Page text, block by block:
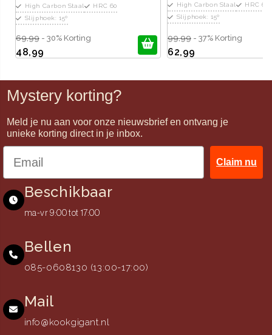
High Carbon Staal
HRC 60
Slijphoek: 15º
69,99 - 30% Korting
48,99
High Carbon Staal
HRC 60
Slijphoek: 15º
99,99 - 37% Korting
62,99
Mystery korting?
Meld je nu aan voor onze nieuwsbrief en ontvang je
unieke korting direct in je inbox.
Claim nu
Beschikbaar
ma-vr 9:00 tot 17:00
Bellen
085-0608130 (13:00-17:00)
Mail
info@kookgigant.nl